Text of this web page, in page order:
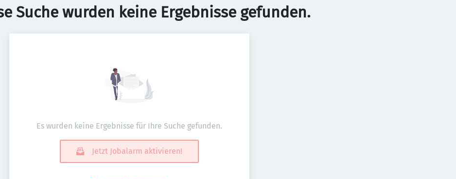
Suche wurden keine Ergebnisse gefunden.
Es wurden keine Ergebnisse für Ihre Suche gefunden.
Jetzt Jobalarm aktivieren!